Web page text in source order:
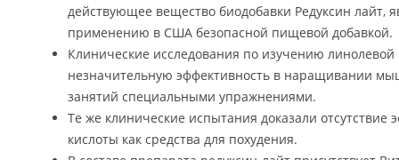
действующее вещество биодобавки Редуксин лайт,
применению в США безопасной пищевой добавкой.
Клинические исследования по изучению линолевой
незначительную эффективность в наращивании
занятий специальными упражнениями.
Те же клинические испытания доказали отсутствие
кислоты как средства для похудения.